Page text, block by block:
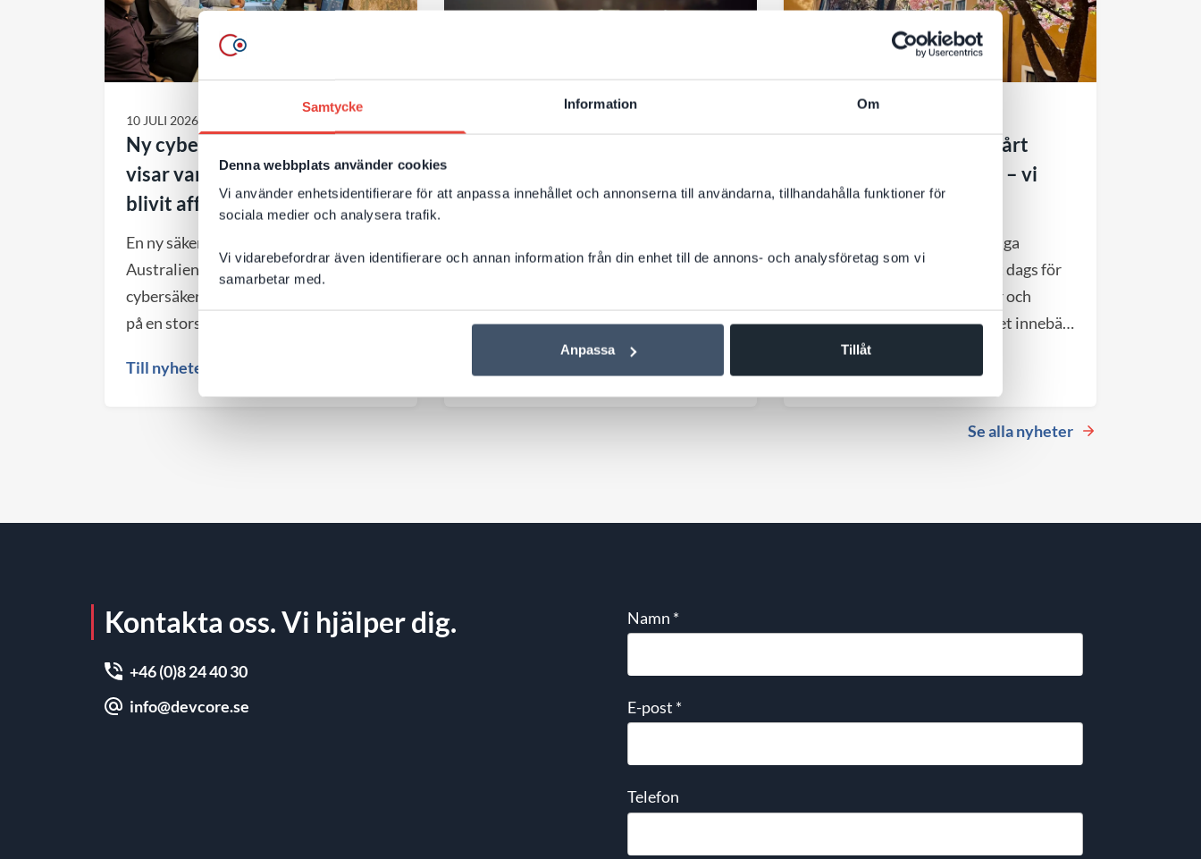
Samtycke Information Om
Denna webbplats använder cookies
Vi använder enhetsidentifierare för att anpassa innehållet och annonserna till användarna, tillhandahålla funktioner för
sociala medier och analysera trafik.
Vi vidarebefordrar även identifierare och annan information från din enhet till de annons- och analysföretag som vi
samarbetar med.
Anpassa Tillåt
10 JULI 2026
Ny cybersäkerhetsvarning
visar varför webbförvaltning
blivit affärskritiskt
En ny säkerhetsvarning från
Australiens nationella
cybersäkerhetsmyndighet (ACSC) visar
på en storskalig global kampanj där
webbplatser med kända säkerhetshål.
För företag blir det en viktig
Till nyheten
man bygga om innehållet? Skapa nya
än tidigare? Google har nu publicerat
tydligare riktlinjer för AI‑sök – och
budskapet är: mycket av det som redan
skapar en bra webbplats är fortfarande
Välkommen att hyra vårt
kontor till halva hyran – vi
flyttar till större
Efter cirka 11 år i vårt charmiga
gårdshus vid Hötorget är det dags för
nästa kapitel. DevCore växer och
flyttar till större lokaler, vilket innebär
att vårt nuvarande kontor blir
tillgängligt från september 2026.
Se alla nyheter
Kontakta oss. Vi hjälper dig.
+46 (0)8 24 40 30
info@devcore.se
Namn *
E-post *
Telefon